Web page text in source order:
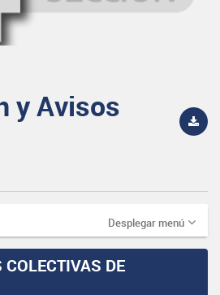
y Avisos
Desplegar menú
DE